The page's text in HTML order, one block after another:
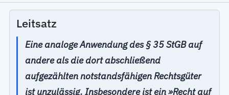
Leitsatz
Eine analoge Anwendung des § 35 StGB auf
andere als die dort abschließend
aufgezählten notstandsfähigen Rechtsgüter
ist unzulässig. Insbesondere ist ein »Recht auf